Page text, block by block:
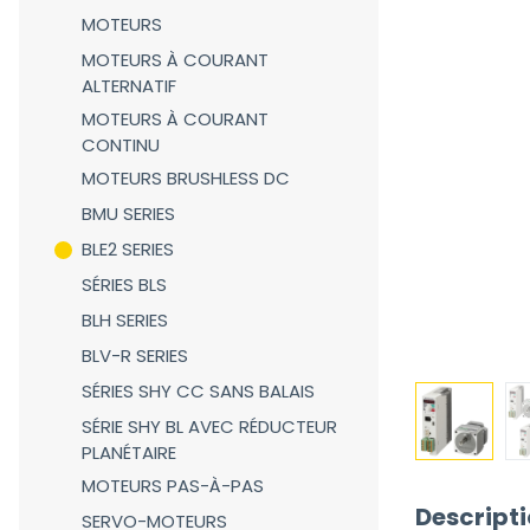
MOTEURS
MOTEURS À COURANT
ALTERNATIF
MOTEURS À COURANT
CONTINU
MOTEURS BRUSHLESS DC
BMU SERIES
BLE2 SERIES
SÉRIES BLS
BLH SERIES
BLV-R SERIES
SÉRIES SHY CC SANS BALAIS
SÉRIE SHY BL AVEC RÉDUCTEUR
PLANÉTAIRE
MOTEURS PAS-À-PAS
SERVO-MOTEURS